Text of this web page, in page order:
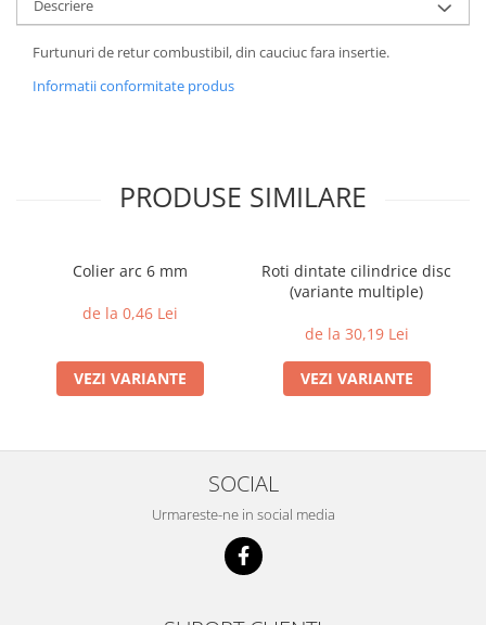
Descriere
Furtunuri de retur combustibil, din cauciuc fara insertie.
Informatii conformitate produs
PRODUSE SIMILARE
Colier arc 6 mm
de la 0,46 Lei
VEZI VARIANTE
Roti dintate cilindrice disc
(variante multiple)
de la 30,19 Lei
VEZI VARIANTE
SOCIAL
Urmareste-ne in social media